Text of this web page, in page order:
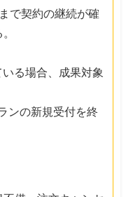
で契約の継続が確
場合、成果対象
ンの新規受付を終